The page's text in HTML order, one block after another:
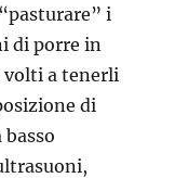
i
di porre in
volti a tenerli
di